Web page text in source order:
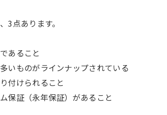
3点あります。
あること
いものがラインナップされている
付けられること
保証（永年保証）があること